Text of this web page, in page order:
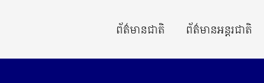
ព័ត៌មានជាតិ ព័ត៌មានអន្តរជាតិ